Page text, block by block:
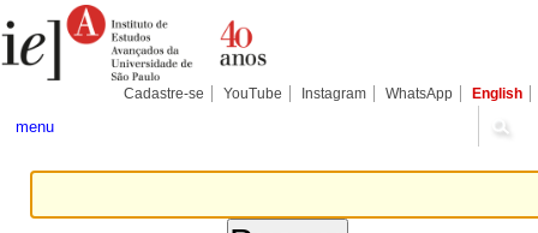
para
conteúdo.
Pessoais
Cadastre-se YouTube Instagram WhatsApp English
menu